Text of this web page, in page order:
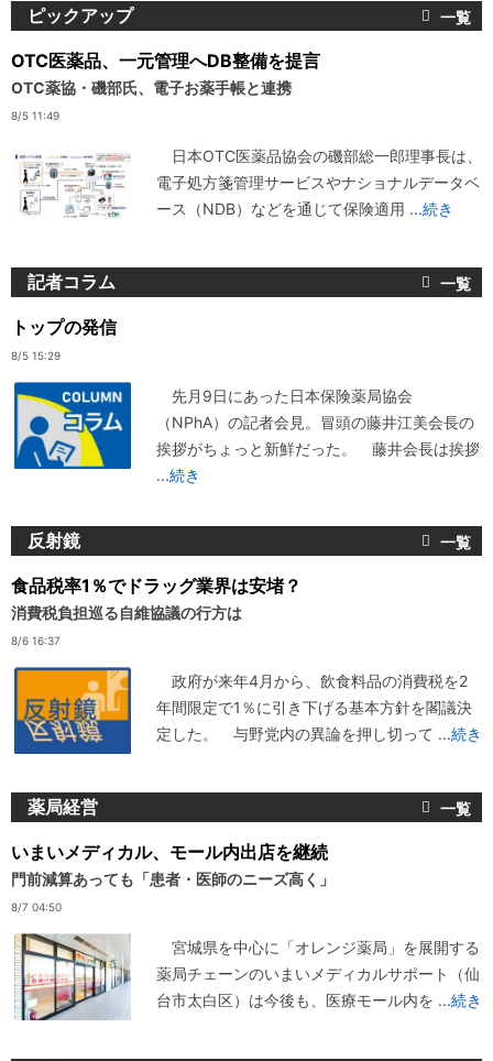
ピックアップ
OTC医薬品、一元管理へDB整備を提言
OTC薬協・磯部氏、電子お薬手帳と連携
8/5 11:49
日本OTC医薬品協会の磯部総一郎理事長は、
電子処方箋管理サービスやナショナルデータベ
ース（NDB）などを通じて保険適用 ...続き
記者コラム
トップの発信
8/5 15:29
先月9日にあった日本保険薬局協会
（NPhA）の記者会見。冒頭の藤井江美会長の
挨拶がちょっと新鮮だった。 藤井会長は挨拶
...続き
反射鏡
食品税率1％でドラッグ業界は安堵？
消費税負担巡る自維協議の行方は
8/6 16:37
政府が来年4月から、飲食料品の消費税を2
年間限定で1％に引き下げる基本方針を閣議決
定した。 与野党内の異論を押し切って ...続き
薬局経営
いまいメディカル、モール内出店を継続
門前減算あっても「患者・医師のニーズ高く」
8/7 04:50
宮城県を中心に「オレンジ薬局」を展開する
薬局チェーンのいまいメディカルサポート（仙
台市太白区）は今後も、医療モール内を ...続き